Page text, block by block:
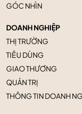
GÓC NHÌN
DOANH NGHIỆP
THỊ TRƯỜNG
TIÊU DÙNG
GIAO THƯƠNG
QUẢN TRỊ
THÔNG TIN DOANH